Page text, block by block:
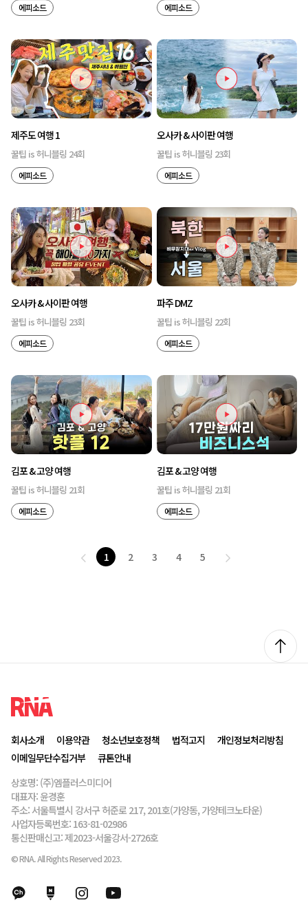
에피소드 에피소드
제주도 여행 1
꿀팁 is 허니블링 24회
에피소드
오사카 & 사이판 여행
꿀팁 is 허니블링 23회
에피소드
오사카 & 사이판 여행
꿀팁 is 허니블링 23회
에피소드
파주 DMZ
꿀팁 is 허니블링 22회
에피소드
김포 & 고양 여행
꿀팁 is 허니블링 21회
에피소드
김포 & 고양 여행
꿀팁 is 허니블링 21회
에피소드
1 2 3 4 5
회사소개 이용약관 개인정보처리방침
청소년보호정책
법적고지
이메일무단수집거부
큐톤안내
상호명: (주)엠플러스미디어
대표자: 윤경훈
주소: 서울특별시 강서구 허준로 217, 201호(가양동, 가양테크노타운)
사업자등록번호: 163-81-02986
통신판매신고: 제2023-서울강서-2726호
© RNA. All Rights Reserved 2023.